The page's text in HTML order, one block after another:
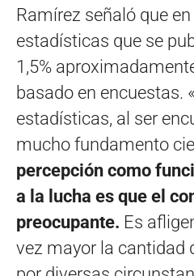
Ramírez señaló que
estadísticas que se
1,5%
basado en encuestas.
estadísticas, al ser
mucho fundamento
percepción como
a la lucha es que el
preocupante. Es
vez mayor la cantidad